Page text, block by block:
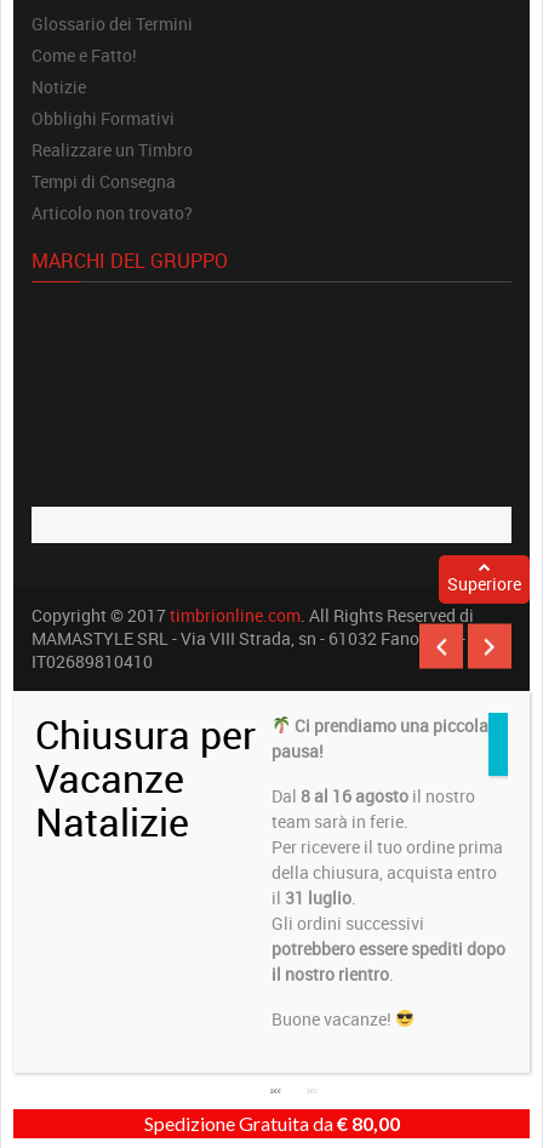
Glossario dei Termini
Come e Fatto!
Notizie
Obblighi Formativi
Realizzare un Timbro
Tempi di Consegna
Articolo non trovato?
MARCHI DEL GRUPPO
Copyright © 2017timbrionline.com . All Rights Reserved di
MAMASTYLE SRL - Via VIII Strada, sn - 61032 Fano (PU) -
IT02689810410
Superiore
Chiusura per
Vacanze
Natalizie
Ci prendiamo una piccola
pausa!
Dal 8 al 16 agosto il nostro
team sarà in ferie.
Per ricevere il tuo ordine prima
della chiusura, acquista entro
il 31 luglio
Gli ordini successivi
potrebbero essere spediti dopo
il nostro rientro
Buone vacanze!
Spedizione Gratuita da€80,00